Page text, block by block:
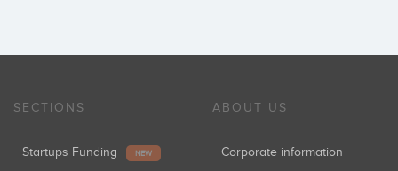
SECTIONS
Startups Funding NEW
ABOUT US
Corporate information